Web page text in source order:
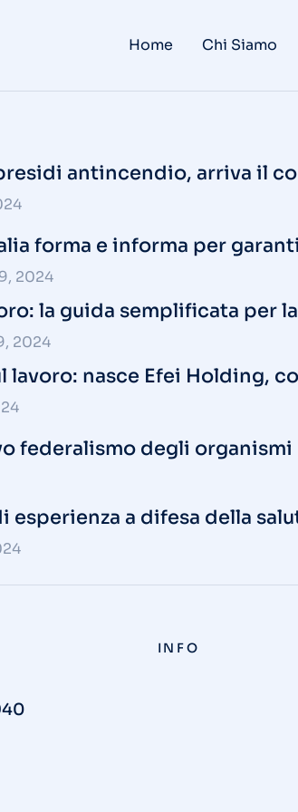
Home Chi Siamo
antincendio, arriva il
forma e informa per
2024
la guida semplificata per
2024
lavoro: nasce Efei Holding,
federalismo degli
esperienza a difesa della
INFO